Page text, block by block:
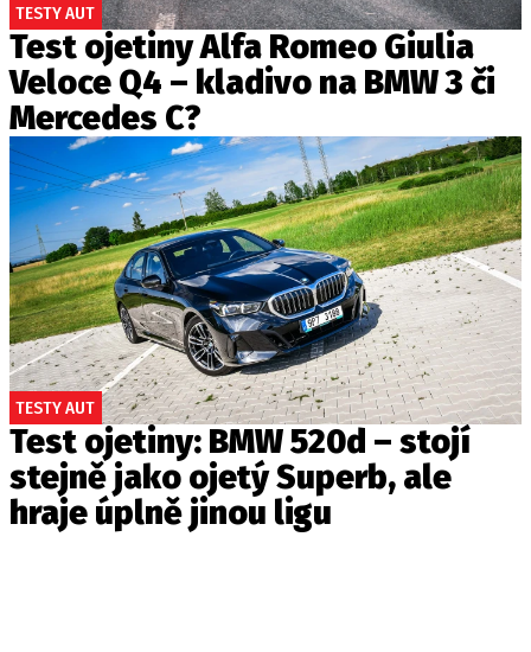
TESTY AUT
Test ojetiny Alfa Romeo Giulia
Veloce Q4 – kladivo na BMW 3 či
Mercedes C?
TESTY AUT
Test ojetiny: BMW 520d – stojí
stejně jako ojetý Superb, ale
hraje úplně jinou ligu